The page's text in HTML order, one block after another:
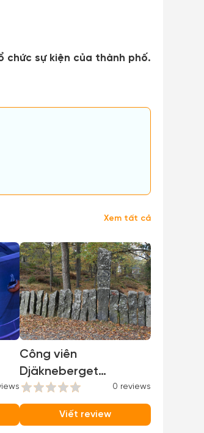
chức sự kiện của thành phố.
Xem tất cả
Công viên
Djäkneberget
(Djäkneberget)
0 reviews
Viết review